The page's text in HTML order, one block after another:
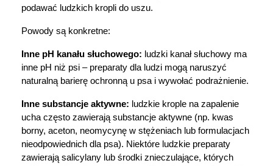
podawać ludzkich kropli do uszu.
Powody są konkretne:
Inne pH kanału słuchowego: ludzki kanał słuchowy ma
inne pH niż psi – preparaty dla ludzi mogą naruszyć
naturalną barierę ochronną u psa i wywołać podrażnienie.
Inne substancje aktywne: ludzkie krople na zapalenie
ucha często zawierają substancje aktywne (np. kwas
borny, aceton, neomycynę w stężeniach lub formulacjach
nieodpowiednich dla psa). Niektóre ludzkie preparaty
zawierają salicylany lub środki znieczulające, których